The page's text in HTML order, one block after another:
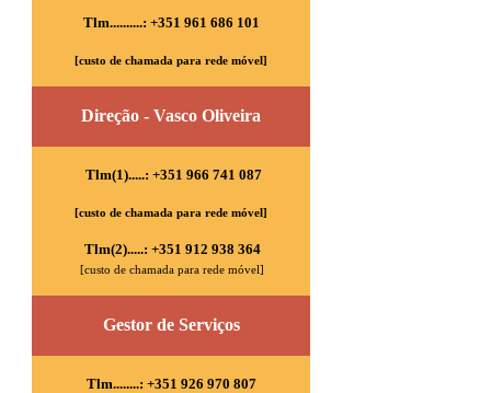
Tlm..........: +351 961 686 101
[custo de chamada para rede móvel]
Direção - Vasco Oliveira
Tlm(1).....: +351 966 741 087
[custo de chamada para rede móvel]
Tlm(2).....: +351 912 938 364
[custo de chamada para rede móvel]
Gestor de Serviços
Tlm........: +351 926 970 807